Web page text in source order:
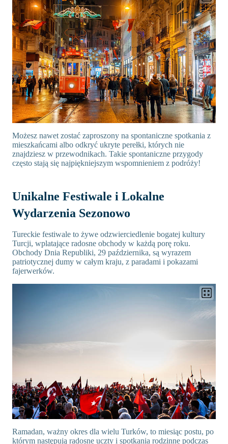
Możesz nawet zostać zaproszony na spontaniczne spotkania z
mieszkańcami albo odkryć ukryte perełki, których nie
znajdziesz w przewodnikach. Takie spontaniczne przygody
często stają się najpiękniejszym wspomnieniem z podróży!
Unikalne Festiwale i Lokalne
Wydarzenia Sezonowo
Tureckie festiwale to żywe odzwierciedlenie bogatej kultury
Turcji, wplatające radosne obchody w każdą porę roku.
Obchody Dnia Republiki, 29 października, są wyrazem
patriotycznej dumy w całym kraju, z paradami i pokazami
fajerwerków.
Ramadan, ważny okres dla wielu Turków, to miesiąc postu, po
którym następują radosne uczty i spotkania rodzinne podczas